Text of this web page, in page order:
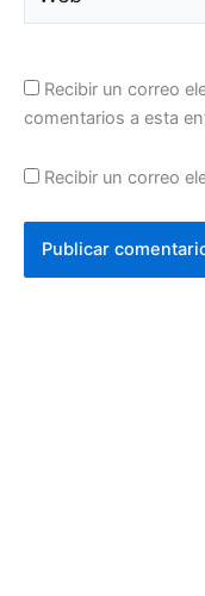
Recibir un correo
comentarios a esta
Recibir un correo